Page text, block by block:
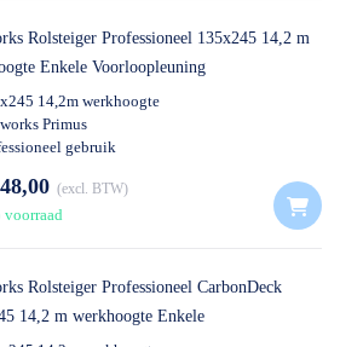
Rolsteiger Professioneel 135x245 14,2 m
Enkele Voorloopleuning
14,2m werkhoogte
Primus
gebruik
excl. BTW
voorraad
Rolsteiger Professioneel CarbonDeck
14,2 m werkhoogte Enkele